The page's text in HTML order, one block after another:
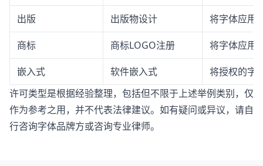
出版 出版物设计 将字体应用
商标 商标LOGO注册 将字体应用
嵌入式 软件嵌入式
将授权的字
许可类型是根据经验整理，包括但不限于上述举例类别，仅
作为参考之用，并不代表法律建议。如有疑问或异议，请自
行咨询字体品牌方或咨询专业律师。